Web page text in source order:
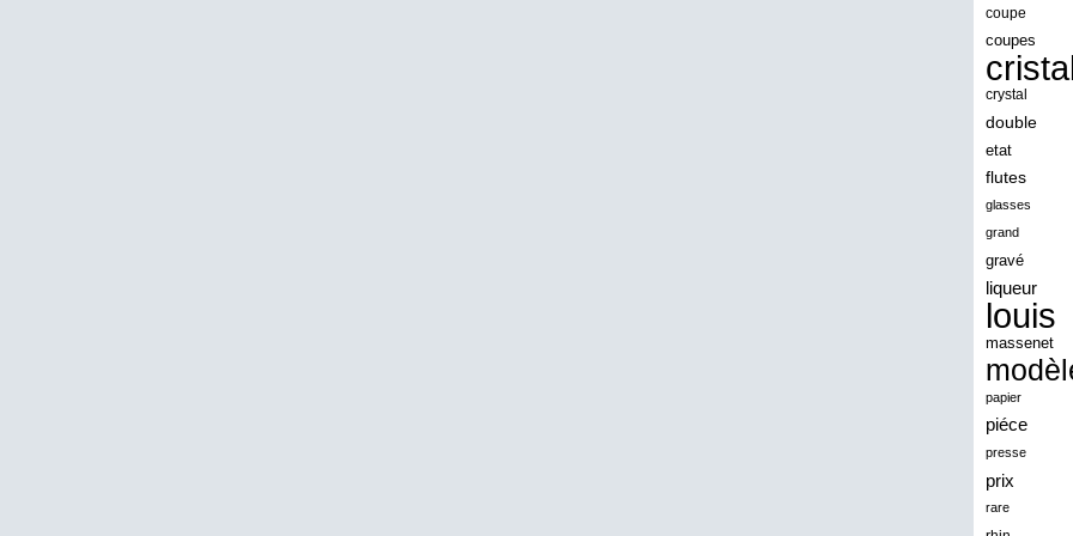
angeles
angoul
animaux
antique
antiquite
apollo
applaudis
arch
architecture
ariel
armonica
arta
coupe
coupes
crystal
double
etat
flutes
glasses
grand
gravé
liqueur
louis
massenet
papier
piéce
presse
prix
rare